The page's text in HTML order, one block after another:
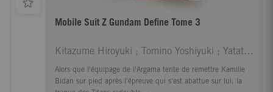
Mobile Suit Z Gundam Define Tome 3
Kitazume Hiroyuki ; Tomino Yoshiyuki ; Yatate Haji
Alors que l'équipage de l'Argama tente de remettre Kamille
Bidan sur pied après l'épreuve qui s'est abattue sur lui, la